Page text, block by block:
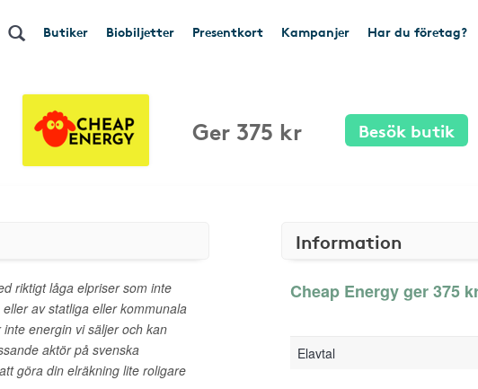
Butiker Biobiljetter Presentkort Kampanjer Har du företag?
Ger 375 kr Besök butik
riktigt låga elpriser som inte
av statliga eller kommunala
energin vi säljer och kan
aktör på svenska
göra din elräkning lite roligare
Information
Cheap Energy ger 375
Elavtal